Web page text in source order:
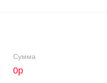
Сумма
0р